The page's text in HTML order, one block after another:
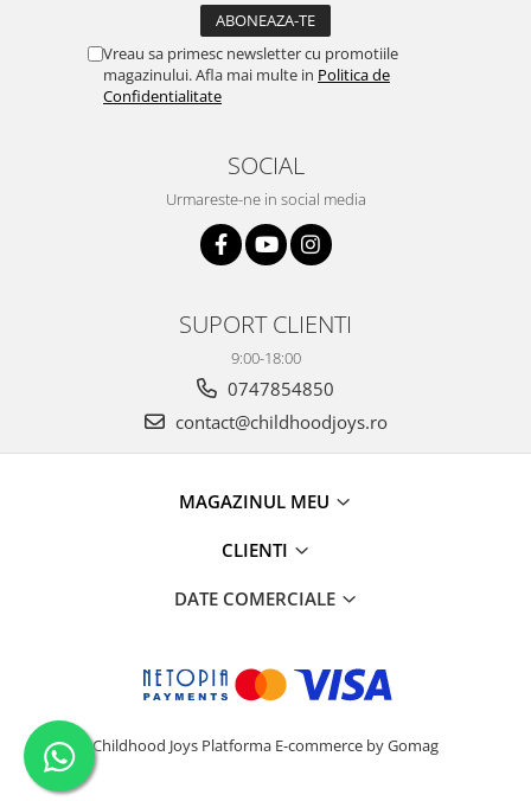
Vreau sa primesc newsletter cu promotiile
magazinului. Afla mai multe in Politica de
Confidentialitate
SOCIAL
Urmareste-ne in social media
SUPORT CLIENTI
9:00-18:00
0747854850
contact@childhoodjoys.ro
MAGAZINUL MEU
CLIENTI
DATE COMERCIALE
Childhood Joys Platforma E-commerce by Gomag